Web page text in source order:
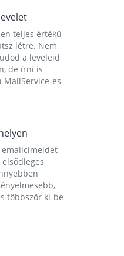
teljes értékű
létre. Nem
a leveleid
de írni is
MailService-es
emailcímeidet
többször ki-be